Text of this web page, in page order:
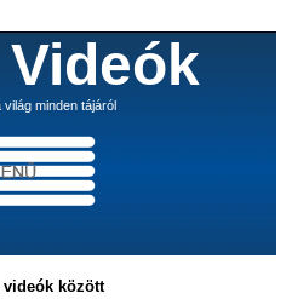
minden tájáról
videók között